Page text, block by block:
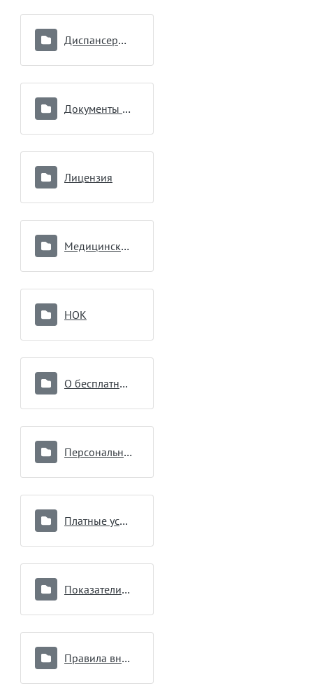
Диспансеризация
Документы подразделений
Лицензия
Медицинские работники
НОК
О бесплатной медицинской помощи
Персональные данные
Платные услуги
Показатели работы
Правила внутреннего распорядка для потребителей услуг